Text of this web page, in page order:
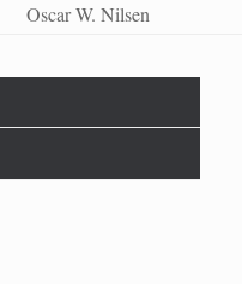
Oscar W. Nilsen